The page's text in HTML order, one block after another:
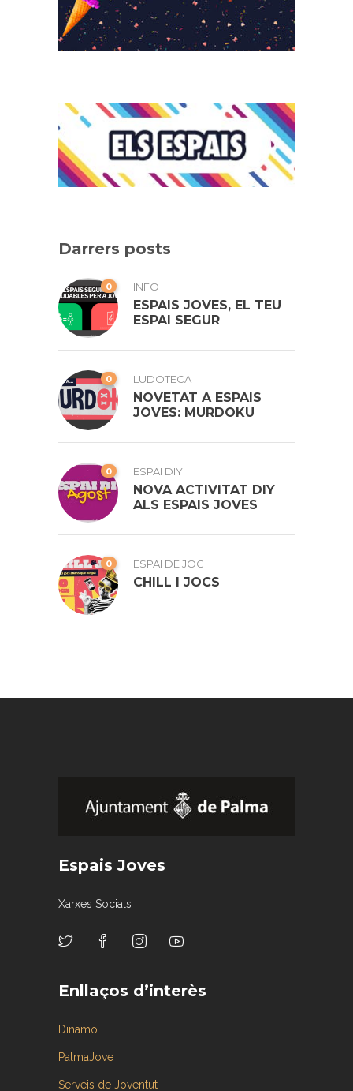
Darrers posts
0 INFO
ESPAIS JOVES, EL TEU
ESPAI SEGUR
0 LUDOTECA
NOVETAT A ESPAIS
JOVES: MURDOKU
0 ESPAI DIY
NOVA ACTIVITAT DIY
ALS ESPAIS JOVES
0 ESPAI DE JOC
CHILL I JOCS
Espais Joves
Xarxes Socials
Enllaços d’interès
Dinamo
PalmaJove
Serveis de Joventut